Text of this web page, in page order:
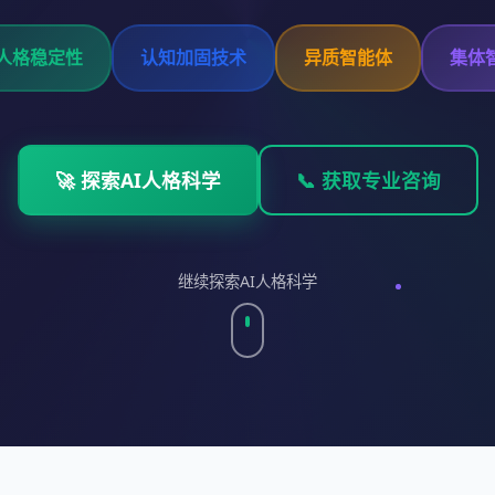
格稳定性 认知加固技术 异质智能体 集体
🚀 探索AI人格科学 📞 获取专业咨询
继续探索AI人格科学